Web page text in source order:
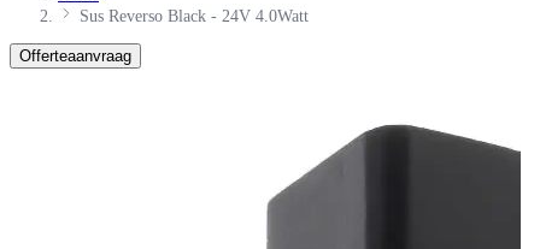
Sus Reverso Black - 24V 4.0Watt
Offerteaanvraag